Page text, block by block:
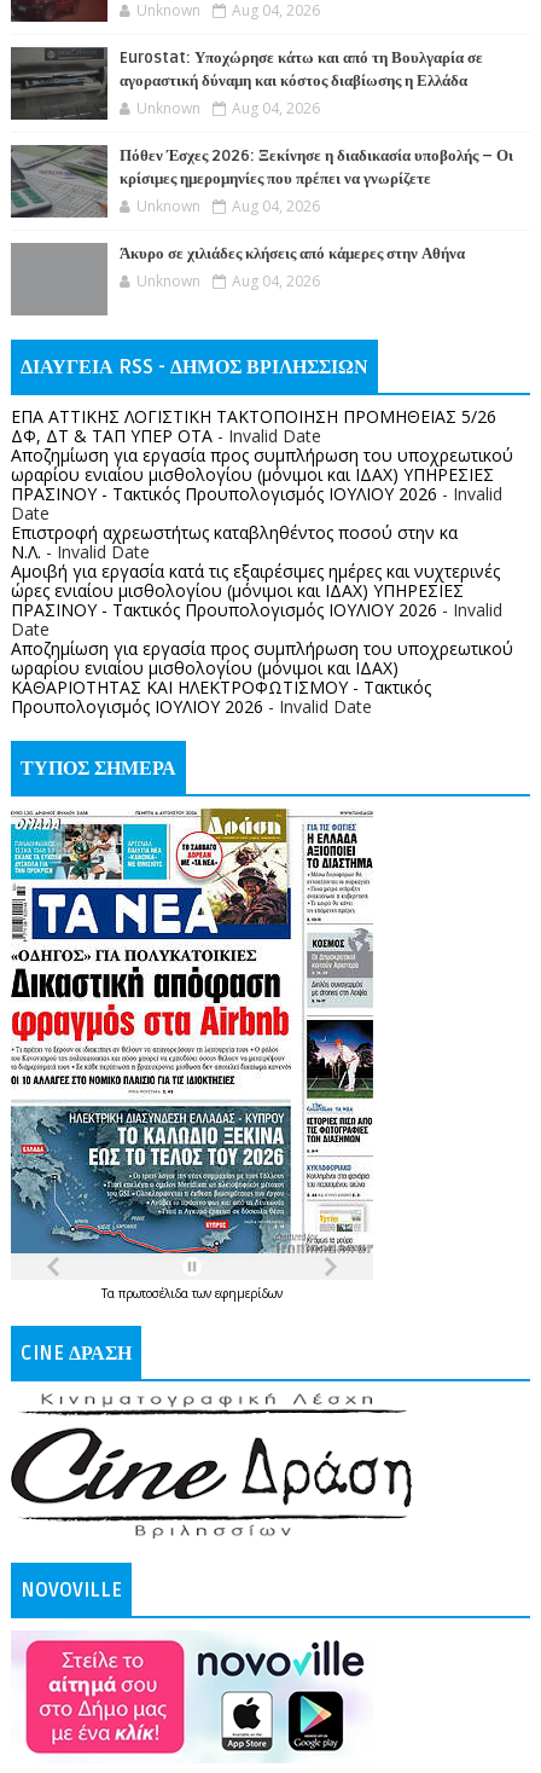
Unknown Aug 04, 2026
Eurostat: Υποχώρησε κάτω και από τη Βουλγαρία σε
αγοραστική δύναμη και κόστος διαβίωσης η Ελλάδα
Unknown Aug 04, 2026
Πόθεν Έσχες 2026: Ξεκίνησε η διαδικασία υποβολής – Οι
κρίσιμες ημερομηνίες που πρέπει να γνωρίζετε
Unknown Aug 04, 2026
Άκυρο σε χιλιάδες κλήσεις από κάμερες στην Αθήνα
Unknown Aug 04, 2026
ΔΙΑΥΓΕΙΑ RSS - ΔΗΜΟΣ ΒΡΙΛΗΣΣΙΩΝ
ΕΠΑ ΑΤΤΙΚΗΣ ΛΟΓΙΣΤΙΚΗ ΤΑΚΤΟΠΟΙΗΣΗ ΠΡΟΜΗΘΕΙΑΣ 5/26
ΔΦ, ΔΤ & ΤΑΠ ΥΠΕΡ ΟΤΑ- Invalid Date
Αποζημίωση για εργασία προς συμπλήρωση του υποχρεωτικού
ωραρίου ενιαίου μισθολογίου (μόνιμοι και ΙΔΑΧ) ΥΠΗΡΕΣΙΕΣ
ΠΡΑΣΙΝΟΥ - Τακτικός Προυπολογισμός ΙΟΥΛΙΟΥ 2026 - Invalid
Date
Επιστροφή αχρεωστήτως καταβληθέντος ποσoύ στην κα
Ν.Λ. - Invalid Date
Αμοιβή για εργασία κατά τις εξαιρέσιμες ημέρες και νυχτερινές
ώρες ενιαίου μισθολογίου (μόνιμοι και ΙΔΑΧ) ΥΠΗΡΕΣΙΕΣ
ΠΡΑΣΙΝΟΥ - Τακτικός Προυπολογισμός ΙΟΥΛΙΟΥ 2026 - Invalid
Date
Αποζημίωση για εργασία προς συμπλήρωση του υποχρεωτικού
ωραρίου ενιαίου μισθολογίου (μόνιμοι και ΙΔΑΧ)
ΚΑΘΑΡΙΟΤΗΤΑΣ ΚΑΙ ΗΛΕΚΤΡΟΦΩΤΙΣΜΟΥ - Τακτικός
Προυπολογισμός ΙΟΥΛΙΟΥ 2026 - Invalid Date
ΤΥΠΟΣ ΣΗΜΕΡΑ
Τα πρωτοσέλιδατων εφημερίδων
CINE ΔΡΑΣΗ
NOVOVILLE